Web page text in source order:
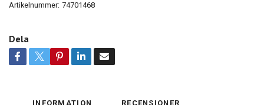
Artikelnummer: 74701468
Dela
INFORMATION RECENSIONER